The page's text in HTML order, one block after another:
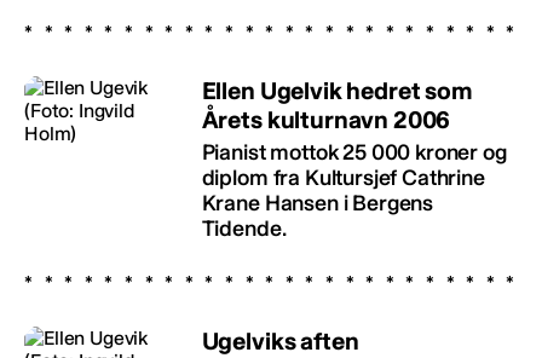
Ellen Ugelvik hedret som
Årets kulturnavn 2006
Pianist mottok 25 000 kroner og
diplom fra Kultursjef Cathrine
Krane Hansen i Bergens
Tidende.
Ugelviks aften